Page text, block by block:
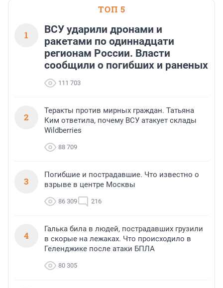
ТОП 5
1
ВСУ ударили дронами и
ракетами по одиннадцати
регионам России. Власти
сообщили о погибших и раненых
111 703
2
Теракты против мирных граждан. Татьяна
Ким ответила, почему ВСУ атакует склады
Wildberries
88 709
3
Погибшие и пострадавшие. Что известно о
взрыве в центре Москвы
86 309 216
4
Галька била в людей, пострадавших грузили
в скорые на лежаках. Что происходило в
Геленджике после атаки БПЛА
80 305